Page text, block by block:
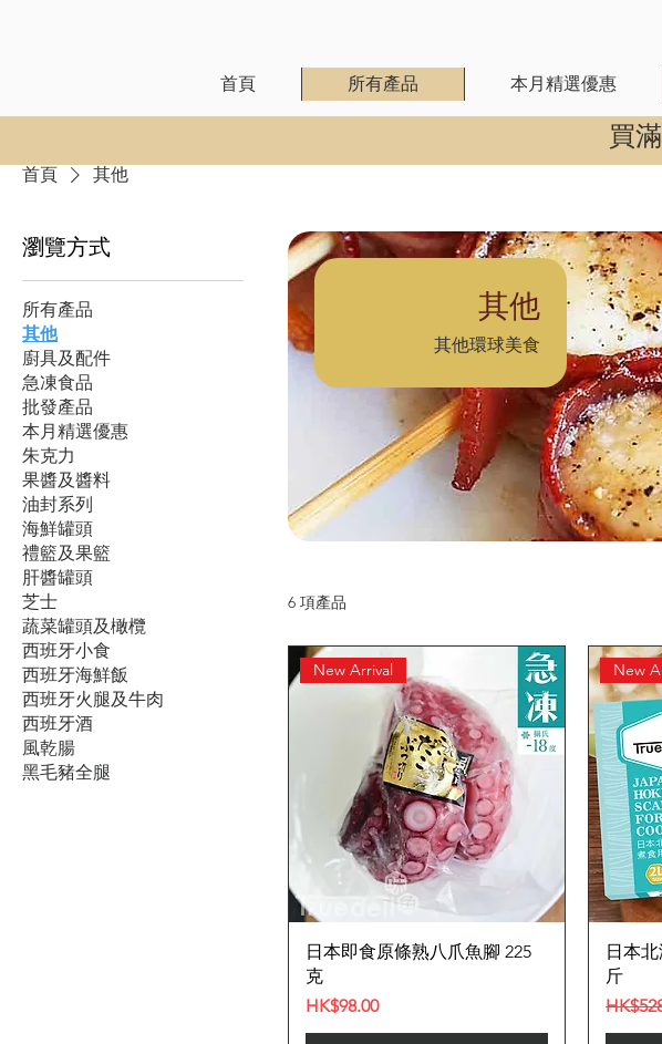
首頁 所有產品 本月精選優惠
買
首頁 其他
瀏覽方式
所有產品
其他
廚具及配件
急凍食品
批發產品
本月精選優惠
朱克力
果醬及醬料
油封系列
海鮮罐頭
禮籃及果籃
肝醬罐頭
芝士
蔬菜罐頭及橄欖
西班牙小食
西班牙海鮮飯
西班牙火腿及牛肉
西班牙酒
風乾腸
黑毛豬全腿
其他
其他環球美食
6 項產品
New Arrival
日本即食原條熟八爪魚腳 225
克
價格
HK$98.00
New
日本
斤
一般價